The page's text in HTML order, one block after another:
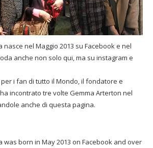
nasce nel Maggio 2013 su Facebook e nel
anche non solo qui, ma su instagram e
i fan di tutto il Mondo, il fondatore e
incontrato tre volte Gemma Arterton nel
anche di questa pagina.
was born in May 2013 on Facebook and over